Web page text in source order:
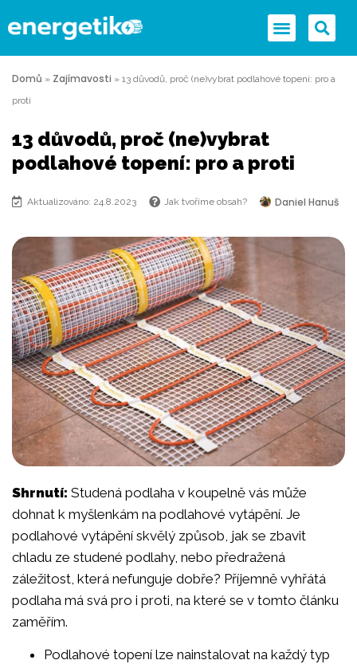
Domů » Zajímavosti » 13 důvodů, proč (ne)vybrat podlahové topení: pro a
proti
13 důvodů, proč (ne)vybrat
podlahové topení: pro a proti
Aktualizováno: 24.8.2023 Jak tvoříme obsah? Daniel Hanuš
Shrnutí: Studená podlaha v koupelně vás může
dohnat k myšlenkám na podlahové vytápění. Je
podlahové vytápění skvělý způsob, jak se zbavit
chladu ze studené podlahy, nebo předražená
záležitost, která nefunguje dobře? Příjemně vyhřátá
podlaha má svá pro i proti, na které se v tomto článku
zaměřím.
Podlahové topení lze nainstalovat na každý typ